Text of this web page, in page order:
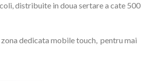
distribuite in doua sertare a cate 500
dedicata mobile touch, pentru mai